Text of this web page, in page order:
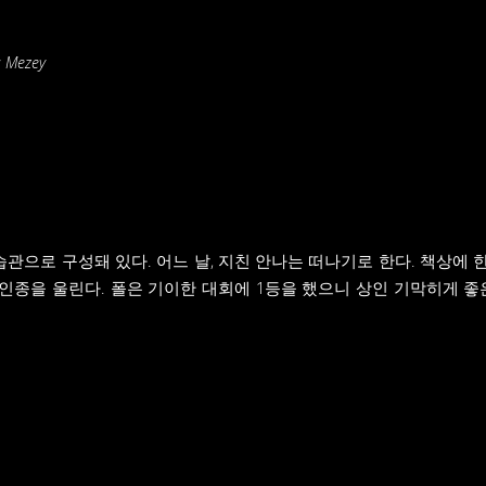
으로 구성돼 있다. 어느 날, 지친 안나는 떠나기로 한다. 책상에
종을 울린다. 폴은 기이한 대회에 1등을 했으니 상인 기막히게